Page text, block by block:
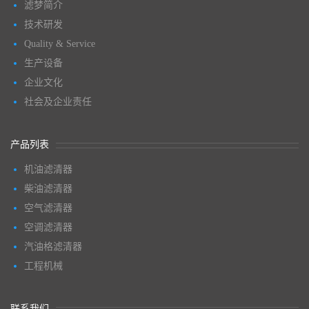
滤梦简介
技术研发
Quality & Service
生产设备
企业文化
社会及企业责任
产品列表
机油滤清器
柴油滤清器
空气滤清器
空调滤清器
汽油格滤清器
工程机械